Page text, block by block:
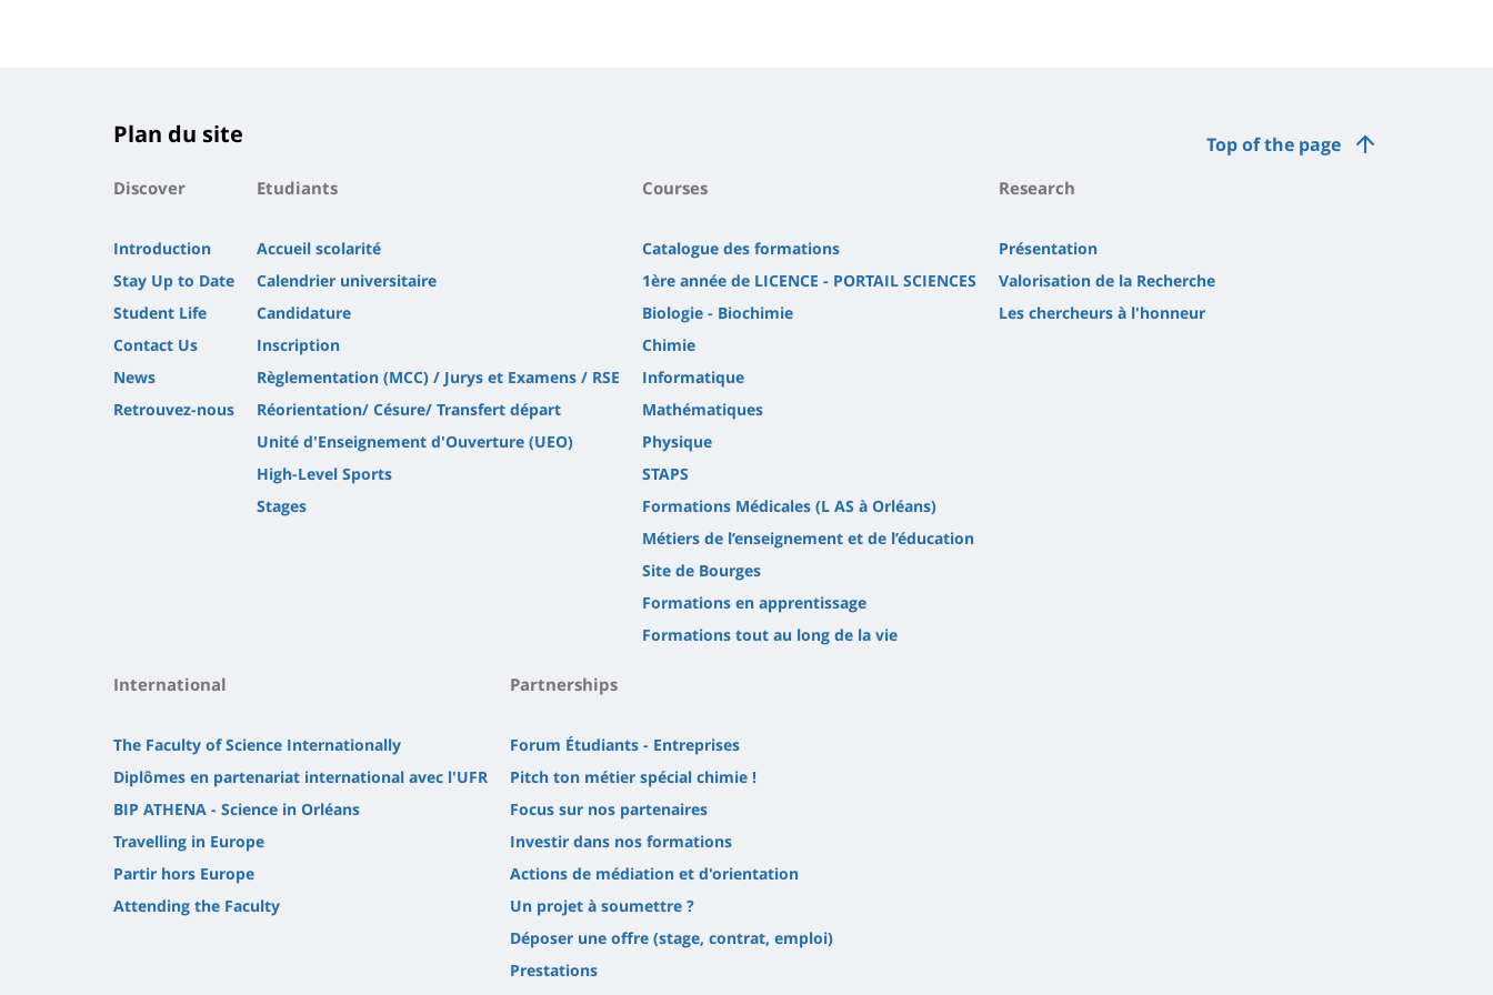
Top of the page
Plan du site
Discover
Introduction
Stay Up to Date
Student Life
Contact Us
News
Retrouvez-nous
Etudiants
Accueil scolarité
Calendrier universitaire
Candidature
Inscription
Règlementation (MCC) / Jurys et Examens / RSE
Réorientation/ Césure/ Transfert départ
Unité d'Enseignement d'Ouverture (UEO)
High-Level Sports
Stages
Courses
Catalogue des formations
1ère année de LICENCE - PORTAIL SCIENCES
Biologie - Biochimie
Chimie
Informatique
Mathématiques
Physique
STAPS
Formations Médicales (L AS à Orléans)
Métiers de l’enseignement et de l’éducation
Site de Bourges
Formations en apprentissage
Formations tout au long de la vie
Research
Présentation
Valorisation de la Recherche
Les chercheurs à l'honneur
International
The Faculty of Science Internationally
Diplômes en partenariat international avec l'UFR
BIP ATHENA - Science in Orléans
Travelling in Europe
Partir hors Europe
Attending the Faculty
Partnerships
Forum Étudiants - Entreprises
Pitch ton métier spécial chimie !
Focus sur nos partenaires
Investir dans nos formations
Actions de médiation et d'orientation
Un projet à soumettre ?
Déposer une offre (stage, contrat, emploi)
Prestations